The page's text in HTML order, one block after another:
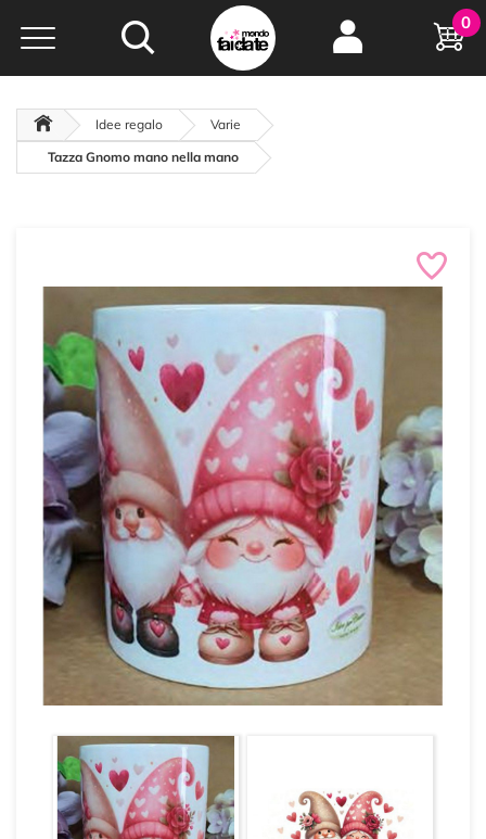
Hobby e
creatività...
0
Idee regalo
Varie
Tazza Gnomo mano nella mano